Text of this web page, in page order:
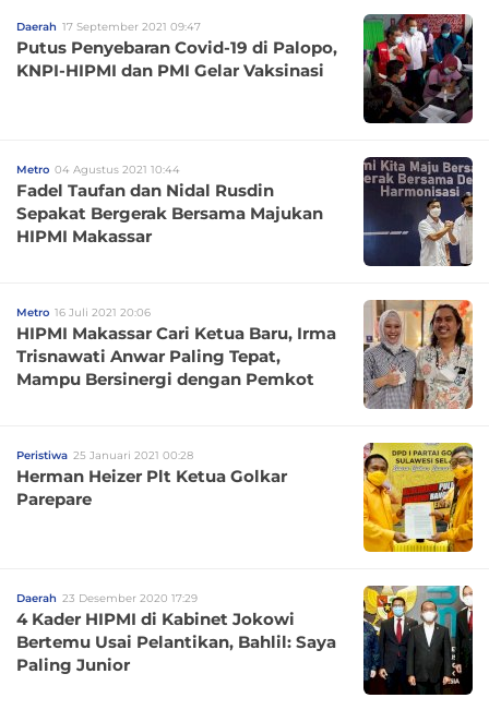
Daerah 17 September 2021 09:47
Putus Penyebaran Covid-19 di Palopo,
KNPI-HIPMI dan PMI Gelar Vaksinasi
Metro 04 Agustus 2021 10:44
Fadel Taufan dan Nidal Rusdin
Sepakat Bergerak Bersama Majukan
HIPMI Makassar
Metro 16 Juli 2021 20:06
HIPMI Makassar Cari Ketua Baru, Irma
Trisnawati Anwar Paling Tepat,
Mampu Bersinergi dengan Pemkot
Peristiwa 25 Januari 2021 00:28
Herman Heizer Plt Ketua Golkar
Parepare
Daerah 23 Desember 2020 17:29
4 Kader HIPMI di Kabinet Jokowi
Bertemu Usai Pelantikan, Bahlil: Saya
Paling Junior